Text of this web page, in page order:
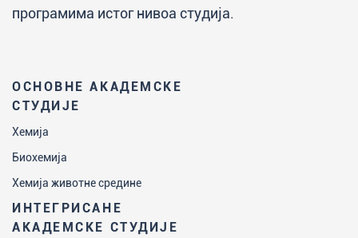
ОСНОВНЕ АКАДЕМСКЕ
СТУДИЈЕ
Хемија
Биохемија
Хемија животне средине
ИНТЕГРИСАНЕ
АКАДЕМСКЕ СТУДИЈЕ
програмима истог нивоа студија.